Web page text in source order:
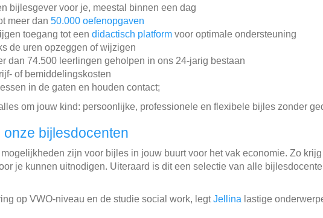
bijlesgever voor je, meestal binnen een dag
meer dan 50.000 oefenopgaven
toegang tot een didactisch platform voor optimale ondersteuning
de uren opzeggen of wijzigen
dan 74.500 leerlingen geholpen in ons 24-jarig bestaan
of bemiddelingskosten
in de gaten en houden contact;
om jouw kind: persoonlijke, professionele en flexibele bijles zonder
bijlesdocenten
zijn voor bijles in jouw buurt voor het vak economie. Zo
je kunnen uitnodigen. Uiteraard is dit een selectie van alle
op VWO-niveau en de studie social work, legtJellina lastige